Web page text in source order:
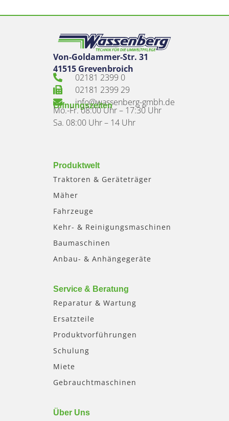
Von-Goldammer-Str. 31
41515 Grevenbroich
02181 2399 0
02181 2399 29
info@wassenberg-gmbh.de
Öffnungszeiten
Mo.-Fr. 08:00 Uhr – 17:30 Uhr
Sa. 08:00 Uhr – 14 Uhr
Produktwelt
Traktoren & Geräteträger
Mäher
Fahrzeuge
Kehr- & Reinigungsmaschinen
Baumaschinen
Anbau- & Anhängegeräte
Service & Beratung
Reparatur & Wartung
Ersatzteile
Produktvorführungen
Schulung
Miete
Gebrauchtmaschinen
Über Uns